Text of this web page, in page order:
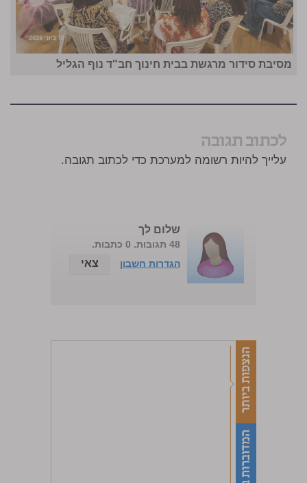
מסיבת סידור מרגשת בבית חינוך חב"ד נוף הגליל
לכתוב תגובה
עלייך להיות רשומה למערכת כדי לכתוב תגובה.
שלום לך
48 תגובות. 0 כתבות.
הגדרות חשבון
צאי